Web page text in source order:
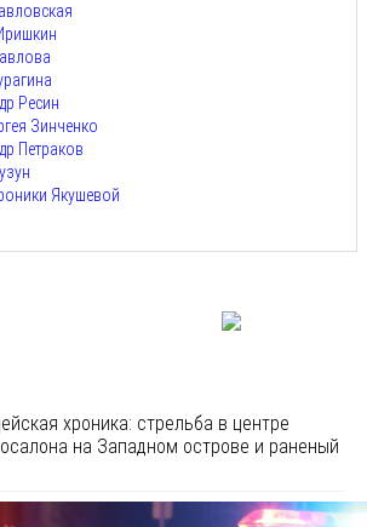
Ресин
Зинченко
Петраков
Якушевой
хроника: стрельба в центре
на Западном острове и раненый